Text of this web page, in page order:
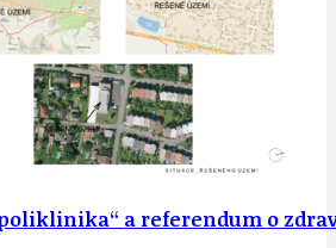
a referendum o